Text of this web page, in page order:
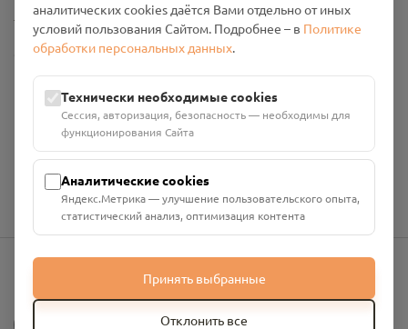
Настройки cookies
Общество с ограниченной ответственностью «Смоленский
Проект Помним»
ИНН: 6700029207 ОГРН: 1256700001986
Юридический адрес: 216790, Смоленская область, р-н
Руднянский, г. Рудня, улица Западная, д. 26А, пом. 18
Номер счёта: 40702810901130004287 в АО "АЛЬФА-БАНК"
Кор. счёт: 30101810200000000593
info@pomnim.online
аналитических cookies даётся Вами отдельно от иных
условий пользования Сайтом. Подробнее – в Политике
обработки персональных данных.
Технически необходимые cookies
Сессия, авторизация, безопасность — необходимы для
функционирования Сайта
Аналитические cookies
Яндекс.Метрика — улучшение пользовательского опыта,
статистический анализ, оптимизация контента
Принять выбранные
Отклонить все